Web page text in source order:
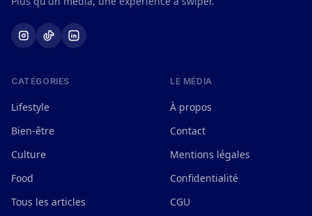
CATÉGORIES
Lifestyle
Bien-être
Culture
Food
Tous les articles
LE MÉDIA
À propos
Contact
Mentions légales
Confidentialité
CGU